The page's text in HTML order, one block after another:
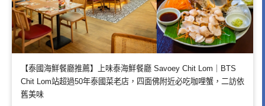
【泰國海鮮餐廳推薦】上味泰海鮮餐廳 Savoey Chit Lom｜BTS
Chit Lom站超過50年泰國菜老店，四面佛附近必吃咖哩蟹，二訪依
舊美味